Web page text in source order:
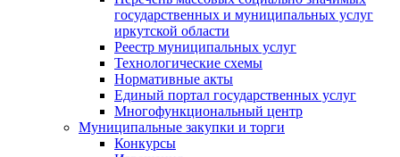
государственных и муниципальных услуг
иркутской области
Реестр муниципальных услуг
Технологические схемы
Нормативные акты
Единый портал государственных услуг
Многофункциональный центр
Муниципальные закупки и торги
Конкурсы